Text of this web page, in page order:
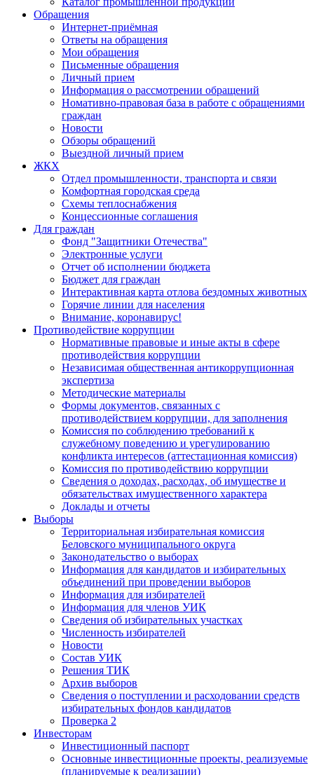
Обращения
Интернет-приёмная
Ответы на обращения
Мои обращения
Письменные обращения
Личный прием
Информация о рассмотрении обращений
Номативно-правовая база в работе с обращениями
граждан
Новости
Обзоры обращений
Выездной личный прием
ЖКХ
Отдел промышленности, транспорта и связи
Комфортная городская среда
Схемы теплоснабжения
Концессионные соглашения
Для граждан
Фонд "Защитники Отечества"
Электронные услуги
Отчет об исполнении бюджета
Бюджет для граждан
Интерактивная карта отлова бездомных животных
Горячие линии для населения
Внимание, коронавирус!
Противодействие коррупции
Нормативные правовые и иные акты в сфере
противодействия коррупции
Независимая общественная антикоррупционная
экспертиза
Методические материалы
Формы документов, связанных с
противодействием коррупции, для заполнения
Комиссия по соблюдению требований к
служебному поведению и урегулированию
конфликта интересов (аттестационная комиссия)
Комиссия по противодействию коррупции
Сведения о доходах, расходах, об имуществе и
обязательствах имущественного характера
Доклады и отчеты
Выборы
Территориальная избирательная комиссия
Беловского муниципального округа
Законодательство о выборах
Информация для кандидатов и избирательных
объединений при проведении выборов
Информация для избирателей
Информация для членов УИК
Сведения об избирательных участках
Численность избирателей
Новости
Состав УИК
Решения ТИК
Архив выборов
Сведения о поступлении и расходовании средств
избирательных фондов кандидатов
Проверка 2
Инвесторам
Инвестиционный паспорт
Основные инвестиционные проекты, реализуемые
(планируемые к реализации)